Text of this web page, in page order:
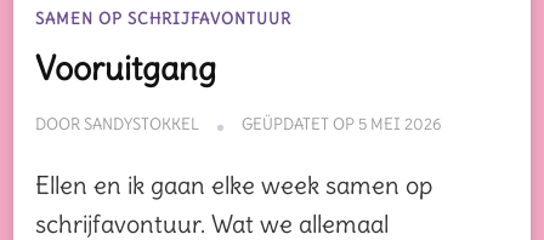
SAMEN OP SCHRIJFAVONTUUR
Vooruitgang
DOORSANDYSTOKKEL GEÜPDATET OP 5 MEI 2026
Ellen en ik gaan elke week samen op
schrijfavontuur. Wat we allemaal